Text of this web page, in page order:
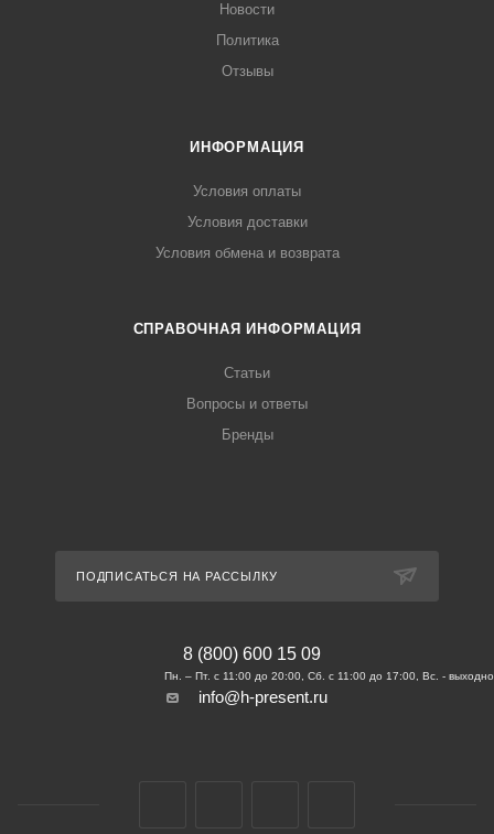
Новости
Политика
Отзывы
ИНФОРМАЦИЯ
Условия оплаты
Условия доставки
Условия обмена и возврата
СПРАВОЧНАЯ ИНФОРМАЦИЯ
Статьи
Вопросы и ответы
Бренды
ПОДПИСАТЬСЯ НА РАССЫЛКУ
8 (800) 600 15 09
info@h-present.ru